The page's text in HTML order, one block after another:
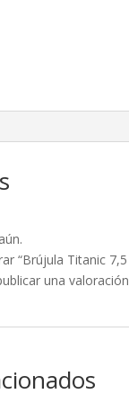
“Brújula Titanic 7,5
una